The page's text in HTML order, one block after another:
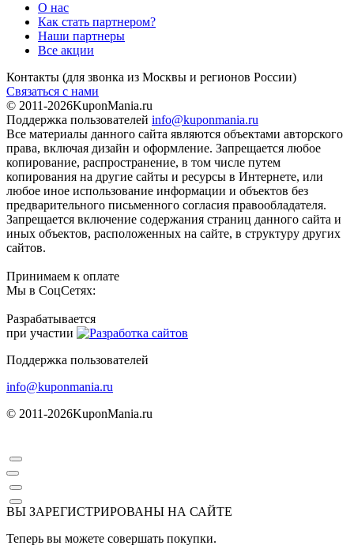
О нас
Как стать партнером?
Наши партнеры
Все акции
Контакты (для звонка из Москвы и регионов России)
Связаться с нами
© 2011-2026KuponMania.ru
Поддержка пользователей info@kuponmania.ru
Все материалы данного сайта являются объектами авторского
права, включая дизайн и оформление. Запрещается любое
копирование, распространение, в том числе путем
копирования на другие сайты и ресурсы в Интернете, или
любое иное использование информации и объектов без
предварительного письменного согласия правообладателя.
Запрещается включение содержания страниц данного сайта и
иных объектов, расположенных на сайте, в структуру других
сайтов.
Принимаем к оплате
Мы в СоцСетях:
Разрабатывается
при участии
Поддержка пользователей
info@kuponmania.ru
© 2011-2026KuponMania.ru
ВЫ ЗАРЕГИСТРИРОВАНЫ НА САЙТЕ
Теперь вы можете совершать покупки.